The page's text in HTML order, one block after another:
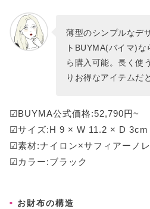
薄型のシンプルなデ
トBUYMA(バイマ)
ら購入可能。長く使
りお得なアイテムだ
☑BUYMA公式価格:52,790円~
☑サイズ:H 9 × W 11.2 × D 3cm
☑素材:ナイロン×サフィアーノ
☑カラー:ブラック
お財布の構造